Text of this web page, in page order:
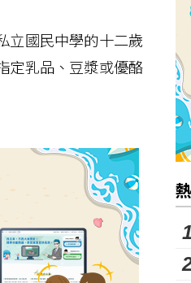
立國民中學的十二歲
定乳品、豆漿或優酪